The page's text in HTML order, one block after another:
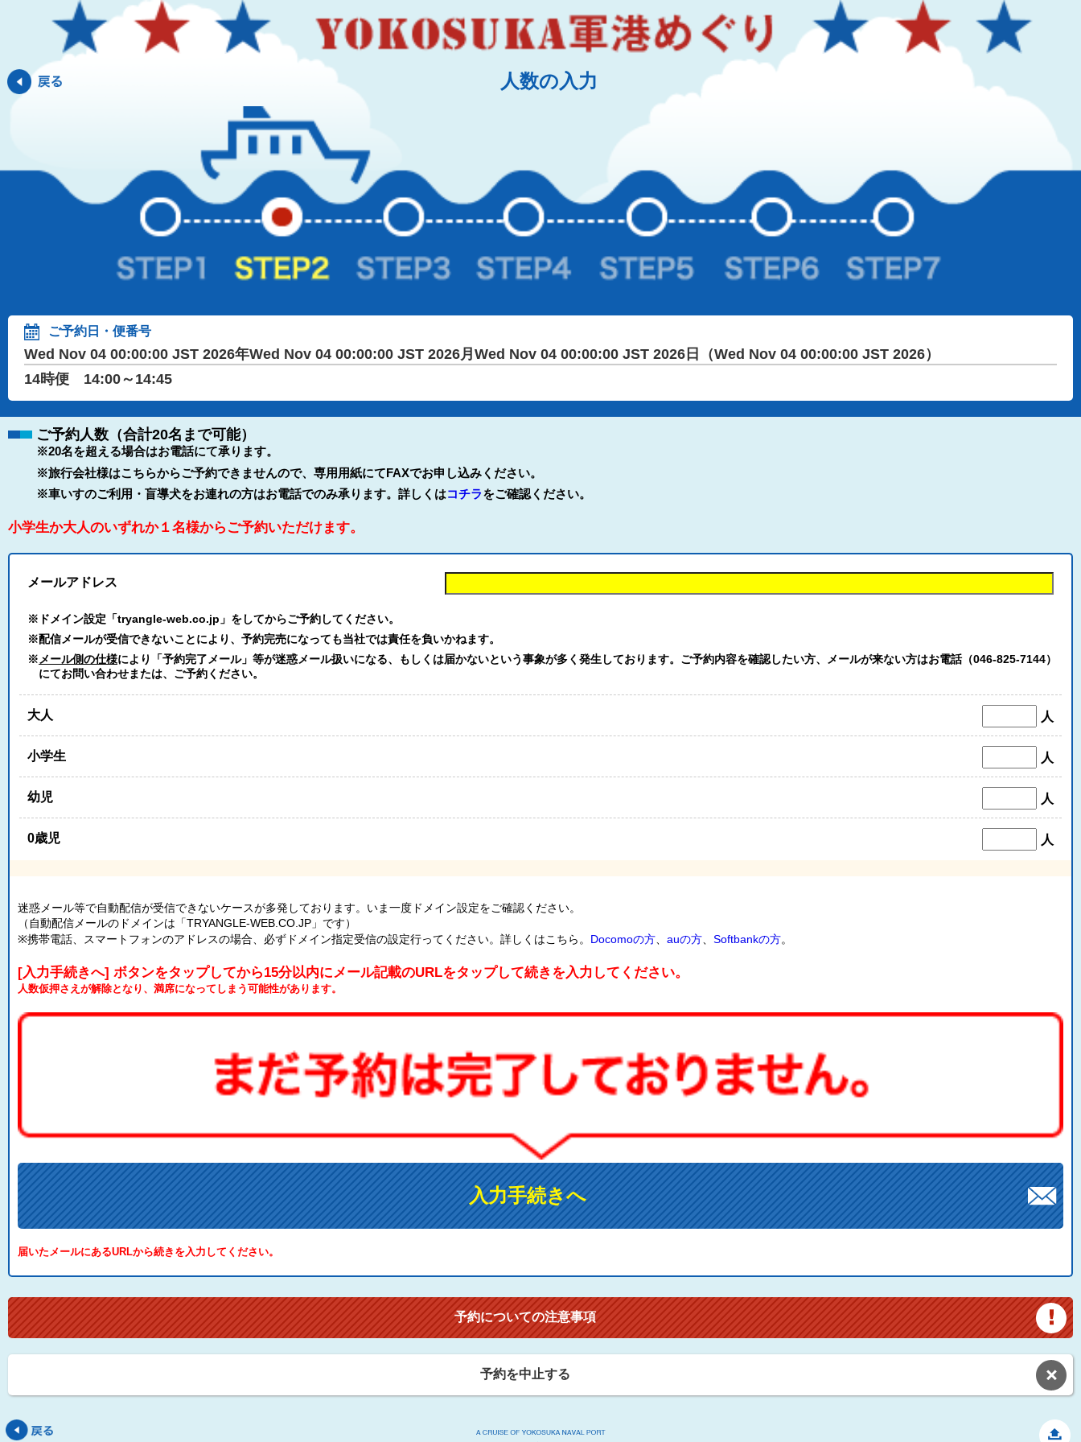
人数の入力
ご予約日・便番号
Wed Nov 04 00:00:00 JST 2026年Wed Nov 04 00:00:00 JST 2026月Wed Nov 04 00:00:00 JST 2026日（Wed Nov 04 00:00:00 JST 2026）
14時便 14:00～14:45
ご予約人数（合計20名まで可能）
※20名を超える場合はお電話にて承ります。
※旅行会社様はこちらからご予約できませんので、専用用紙にてFAXでお申し込みください。
※車いすのご利用・盲導犬をお連れの方はお電話でのみ承ります。詳しくはコチラをご確認ください。
小学生か大人のいずれか１名様からご予約いただけます。
メールアドレス
※ドメイン設定「tryangle-web.co.jp」をしてからご予約してください。
※配信メールが受信できないことにより、予約完売になっても当社では責任を負いかねます。
※ メール側の仕様により「予約完了メール」等が迷惑メール扱いになる、もしくは届かないという事象が多く発生しております。ご予約内容を確認したい方、メールが来ない方はお電話（046-825-7144）
にてお問い合わせまたは、ご予約ください。
大人 人
小学生 人
幼児 人
0歳児 人
迷惑メール等で自動配信が受信できないケースが多発しております。いま一度ドメイン設定をご確認ください。
（自動配信メールのドメインは「TRYANGLE-WEB.CO.JP」です）
※携帯電話、スマートフォンのアドレスの場合、必ずドメイン指定受信の設定行ってください。詳しくはこちら。 Docomoの方、 auの方、 Softbankの方。
[入力手続きへ] ボタンをタップしてから15分以内にメール記載のURLをタップして続きを入力してください。
人数仮押さえが解除となり、満席になってしまう可能性があります。
入力手続きへ
届いたメールにあるURLから続きを入力してください。
予約についての注意事項
予約を中止する